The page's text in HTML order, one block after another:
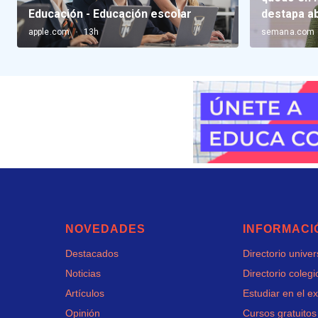
NOVEDADES
Destacados
Noticias
Artículos
Opinión
Directorio
Directorio
Estudiar en el
Cursos gratuitos